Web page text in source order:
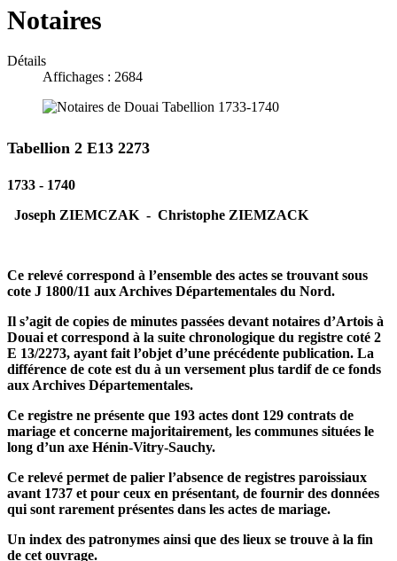
Notaires
Détails
Affichages : 2684
Tabellion 2 E13 2273
1733 - 1740
Joseph ZIEMCZAK - Christophe ZIEMZACK
Ce relevé correspond à l’ensemble des actes se trouvant sous
cote J 1800/11 aux Archives Départementales du Nord.
Il s’agit de copies de minutes passées devant notaires d’Artois à
Douai et correspond à la suite chronologique du registre coté 2
E 13/2273, ayant fait l’objet d’une précédente publication. La
différence de cote est du à un versement plus tardif de ce fonds
aux Archives Départementales.
Ce registre ne présente que 193 actes dont 129 contrats de
mariage et concerne majoritairement, les communes situées le
long d’un axe Hénin-Vitry-Sauchy.
Ce relevé permet de palier l’absence de registres paroissiaux
avant 1737 et pour ceux en présentant, de fournir des données
qui sont rarement présentes dans les actes de mariage.
Un index des patronymes ainsi que des lieux se trouve à la fin
de cet ouvrage.